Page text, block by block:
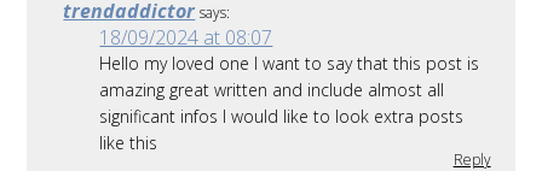
trendaddictor says:
18/09/2024 at 08:07
Hello my loved one I want to say that this post is
amazing great written and include almost all
significant infos I would like to look extra posts
like this
Reply